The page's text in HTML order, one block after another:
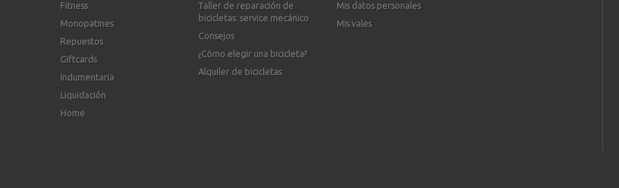
Fitness
Monopatines
Repuestos
Giftcards
Indumentaria
Liquidación
Home
Taller de reparación de
bicicletas: service mecánico
Consejos
¿Cómo elegir una bicicleta?
Alquiler de bicicletas
Mis datos personales
Mis vales